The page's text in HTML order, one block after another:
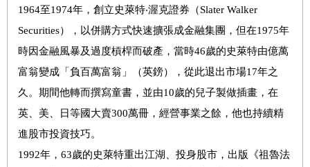
1964至1974年，創立史萊特‧渥克證券（Slater Walker
Securities），以併購方式快速擴張成金融集團，但在1975年
時因金融風暴及過度槓桿而破產，當時46歲的史萊特由億萬
富翁變成「負百萬富翁」（英鎊），從此退出市場17年之
久。期間他轉而撰寫童書，並由10歲的兒子製做插畫，在
英、美、日等國大賣300萬冊，經營事業之餘，他也持續精
進股市投資技巧。
1992年，63歲的史萊特重出江湖、投身股市，出版《祖魯法